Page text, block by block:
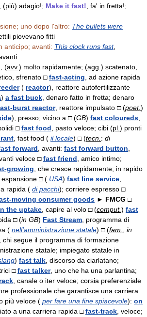
, (più) adagio!; Make it fast! , fa' in fretta!;
uno dopo l'altro: The bullets were
piovevano fitti
anticipo; avanti: This clock runs fast,
, (avv.) molto rapidamente; (agg. ) scatenato,
sfrenato □fast-acting , ad azione rapida
( reactor), reattore autofertilizzante
) a fast buck , denaro fatto in fretta; denaro
burst reactor, reattore impulsato □ (poet.)
), presso; vicino a □ (GB) fast coloureds
□fast food , pasto veloce; cibi (pl. ) pronti
, fast food ( il locale) □ (tecn. : di
forward , avanti: fast forward button
veloce □fast friend , amico intimo;
growing , che cresce rapidamente; in rapido
□ ( USA) fast line service
rapida ( di pacchi); corriere espresso □
moving consumer goods ► FMCG □
the uptake , capire al volo □ (comput.) fast
□ (in GB) Fast Stream , programma di
( nell'amministrazione statale) □ (fam.
in
chi segue il programma di formazione
statale; impiegato statale in
) fast talk , discorso da ciarlatano;
□fast talker, uno che ha una parlantina;
, canale o iter veloce; corsia preferenziale
professionale che garantisce una carriera
più veloce ( per fare una fine spiacevole): on
a una carriera rapida □fast-track , veloce;